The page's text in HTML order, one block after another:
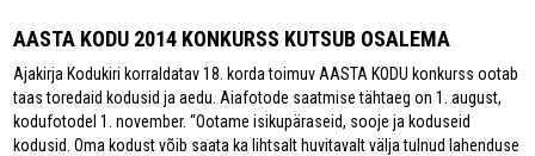
AASTA KODU 2014 KONKURSS KUTSUB OSALEMA
Ajakirja Kodukiri korraldatav 18. korda toimuv AASTA KODU konkurss ootab
taas toredaid kodusid ja aedu. Aiafotode saatmise tähtaeg on 1. august,
kodufotodel 1. november. “Ootame isikupäraseid, sooje ja koduseid
kodusid. Oma kodust võib saata ka lihtsalt huvitavalt välja tulnud lahenduse